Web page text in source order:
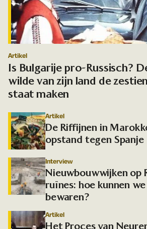
Artikel
Is Bulgarije pro-Russisch?
wilde van zijn land de
staat maken
Artikel
De Riffijnen in
opstand tegen Spanje
Interview
Nieuwbouwwijken op
ruïnes: hoe kunnen
bewaren?
Artikel
Het Proces van